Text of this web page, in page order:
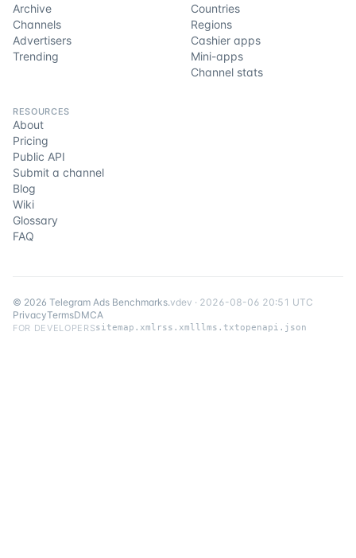
Archive
Channels
Advertisers
Trending
Countries
Regions
Cashier apps
Mini-apps
Channel stats
RESOURCES
About
Pricing
Public API
Submit a channel
Blog
Wiki
Glossary
FAQ
© 2026 Telegram Ads Benchmarks.vdev · 2026-08-06 20:51 UTC
PrivacyTermsDMCA
FOR DEVELOPERSsitemap.xml rss.xmlllms.txtopenapi.json